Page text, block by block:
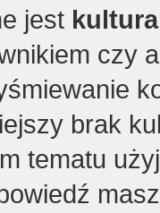
jest
czy
brak
tematu